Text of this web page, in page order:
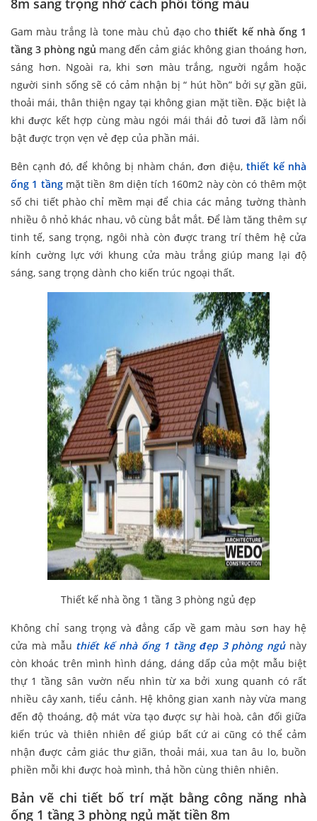
8m sang trọng nhờ cách phối tông màu
Gam màu trắng là tone màu chủ đạo chothiết kế nhà ống 1
tầng 3 phòng ngủ mang đến cảm giác không gian thoáng hơn,
sáng hơn. Ngoài ra, khi sơn màu trắng, người ngắm hoặc
người sinh sống sẽ có cảm nhận bị “ hút hồn” bởi sự gần gũi,
thoải mái, thân thiện ngay tại không gian mặt tiền. Đặc biệt là
khi được kết hợp cùng màu ngói mái thái đỏ tươi đã làm nổi
bật được trọn vẹn vẻ đẹp của phần mái.
Bên cạnh đó, để không bị nhàm chán, đơn điệu, thiết kế nhà
ống 1 tầngmặt tiền 8m diện tích 160m2 này còn có thêm một
số chi tiết phào chỉ mềm mại để chia các mảng tường thành
nhiều ô nhỏ khác nhau, vô cùng bắt mắt. Để làm tăng thêm sự
tinh tế, sang trọng, ngôi nhà còn được trang trí thêm hệ cửa
kính cường lực với khung cửa màu trắng giúp mang lại độ
sáng, sang trọng dành cho kiến trúc ngoại thất.
Thiết kế nhà ồng 1 tầng 3 phòng ngủ đẹp
Không chỉ sang trọng và đẳng cấp về gam màu sơn hay hệ
cửa mà mẫu thiết kế nhà ống 1 tầng đẹp 3 phòng ngủnày
còn khoác trên mình hình dáng, dáng dấp của một mẫu biệt
thự 1 tầng sân vườn nếu nhìn từ xa bởi xung quanh có rất
nhiều cây xanh, tiểu cảnh. Hệ không gian xanh này vừa mang
đến độ thoáng, độ mát vừa tạo được sự hài hoà, cân đối giữa
kiến trúc và thiên nhiên để giúp bất cứ ai cũng có thể cảm
nhận được cảm giác thư giãn, thoải mái, xua tan âu lo, buồn
phiền mỗi khi được hoà mình, thả hồn cùng thiên nhiên.
Bản vẽ chi tiết bố trí mặt bằng công năng nhà
ống 1 tầng 3 phòng ngủ mặt tiền 8m